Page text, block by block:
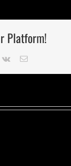
Platform!
Vk
Correo